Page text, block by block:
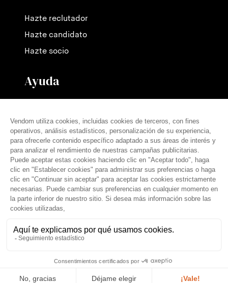
Hazte reclutador
Hazte candidato
Hazte socio
Ayuda
Nuestras tarifas
Preguntas frecuentes
Prensa
español (es)
© THE VENDÔM COMPANY, TODOS LOS DERECHOS RESERVADOS
Aviso legal
Condiciones generales
Política de privacidad